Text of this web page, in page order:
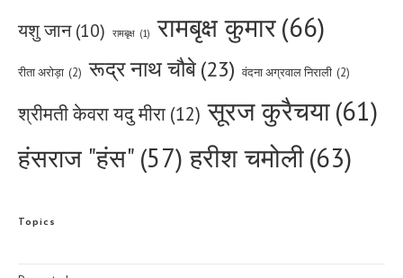
यशु जान (10) रामबृक्ष (1) रामबृक्ष कुमार(66)
रीता अरोड़ा (2) रूद्र नाथ चौबे(23) वंदना अग्रवाल निराली (2)
श्रीमती केवरा यदु मीरा (12) सूरज कुरैचया(61)
हंसराज "हंस" (57) हरीश चमोली(63)
Topics